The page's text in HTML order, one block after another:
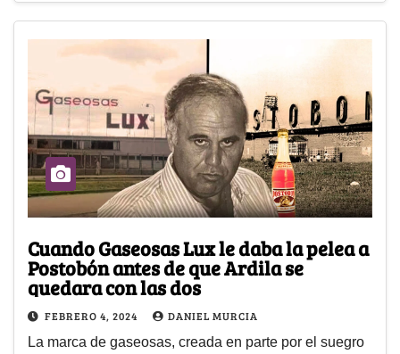
Cuando Gaseosas Lux le daba la pelea a
Postobón antes de que Ardila se
quedara con las dos
FEBRERO 4, 2024 DANIEL MURCIA
La marca de gaseosas, creada en parte por el suegro